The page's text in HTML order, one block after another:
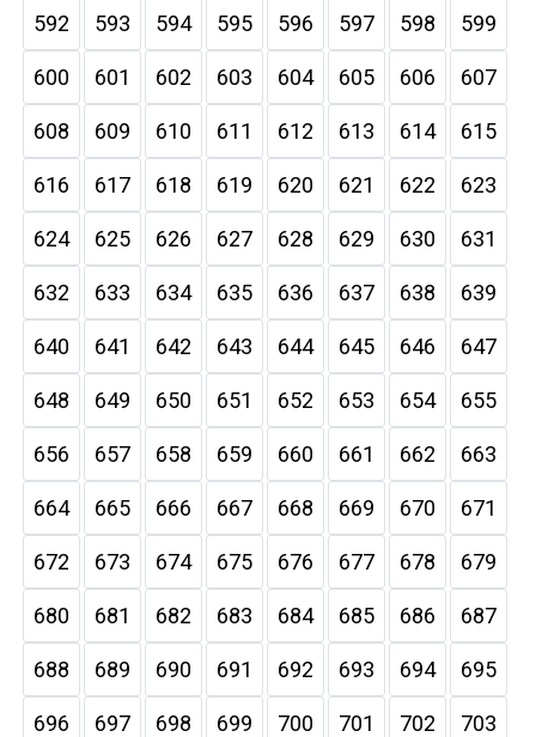
592 593 594 595 596 597 598 599
600 601 602 603 604 605 606 607
608 609 610 611 612 613 614 615
616 617 618 619 620 621 622 623
624 625 626 627 628 629 630 631
632 633 634 635 636 637 638 639
640 641 642 643 644 645 646 647
648 649 650 651 652 653 654 655
656 657 658 659 660 661 662 663
664 665 666 667 668 669 670 671
672 673 674 675 676 677 678 679
680 681 682 683 684 685 686 687
688 689 690 691 692 693 694 695
696 697 698 699 700 701 702 703